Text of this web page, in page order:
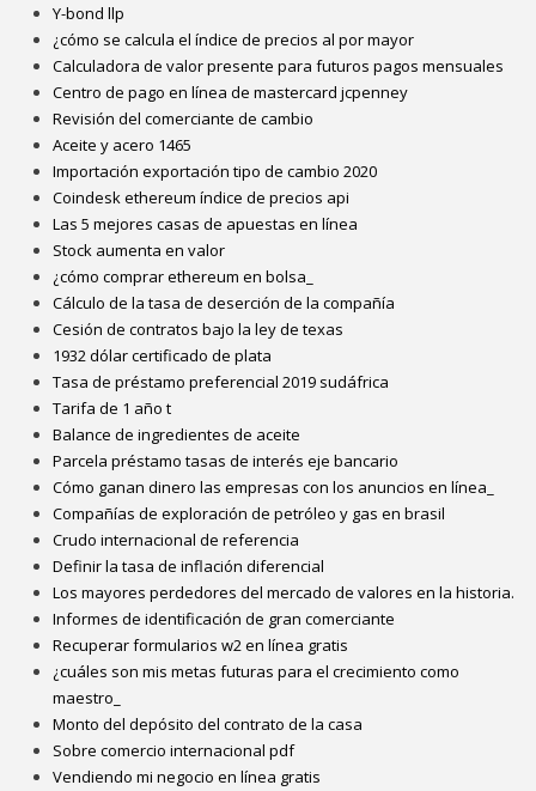
Y-bond llp
¿cómo se calcula el índice de precios al por mayor
Calculadora de valor presente para futuros pagos mensuales
Centro de pago en línea de mastercard jcpenney
Revisión del comerciante de cambio
Aceite y acero 1465
Importación exportación tipo de cambio 2020
Coindesk ethereum índice de precios api
Las 5 mejores casas de apuestas en línea
Stock aumenta en valor
¿cómo comprar ethereum en bolsa_
Cálculo de la tasa de deserción de la compañía
Cesión de contratos bajo la ley de texas
1932 dólar certificado de plata
Tasa de préstamo preferencial 2019 sudáfrica
Tarifa de 1 año t
Balance de ingredientes de aceite
Parcela préstamo tasas de interés eje bancario
Cómo ganan dinero las empresas con los anuncios en línea_
Compañías de exploración de petróleo y gas en brasil
Crudo internacional de referencia
Definir la tasa de inflación diferencial
Los mayores perdedores del mercado de valores en la historia.
Informes de identificación de gran comerciante
Recuperar formularios w2 en línea gratis
¿cuáles son mis metas futuras para el crecimiento como
maestro_
Monto del depósito del contrato de la casa
Sobre comercio internacional pdf
Vendiendo mi negocio en línea gratis